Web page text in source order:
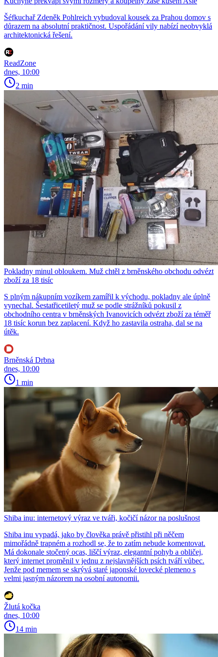
Šéfkuchař Zdeněk Pohlreich vybudoval kousek za Prahou domov s
důrazem na absolutní praktičnost. Uspořádání vily nabízí neobvyklá
architektonická řešení.
ReadZone
dnes, 10:00
2 min
Pokladny minul obloukem. Muž chtěl z brněnského obchodu odvézt
zboží za 18 tisíc
S plným nákupním vozíkem zamířil k východu, pokladny ale úplně
vynechal. Šestatřicetiletý muž se podle strážníků pokusil z
obchodního centra v brněnských Ivanovicích odvézt zboží za téměř
18 tisíc korun bez zaplacení. Když ho zastavila ostraha, dal se na
útěk.
Brněnská Drbna
dnes, 10:00
1 min
Shiba inu: internetový výraz ve tváři, kočičí názor na poslušnost
Shiba inu vypadá, jako by člověka právě přistihl při něčem
mimořádně trapném a rozhodl se, že to zatím nebude komentovat.
Má dokonale stočený ocas, liščí výraz, elegantní pohyb a obličej,
který internet proměnil v jednu z nejslavnějších psích tváří vůbec.
Jenže pod memem se skrývá staré japonské lovecké plemeno s
velmi jasným názorem na osobní autonomii.
Žlutá kočka
dnes, 10:00
14 min